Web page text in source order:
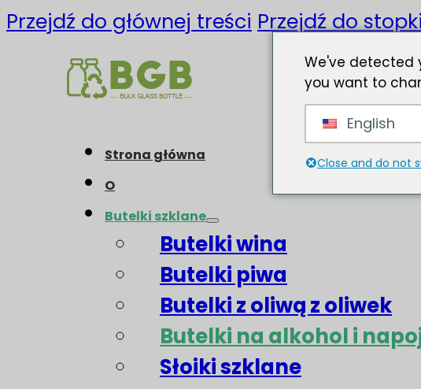
Przejdź do głównej treści Przejdź do
Strona główna
O
Butelki szklane
Butelki wina
Butelki piwa
Butelki z oliwą z oliwek
Butelki na alkohol i
Słoiki szklane
We've detected
you want to
English
Close and do not